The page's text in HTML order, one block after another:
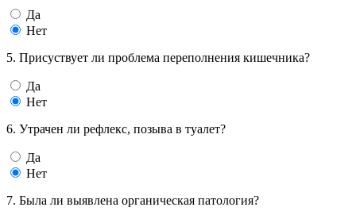
Да
Нет
5. Присуствует ли проблема переполнения кишечника?
Да
Нет
6. Утрачен ли рефлекс, позыва в туалет?
Да
Нет
7. Была ли выявлена органическая патология?